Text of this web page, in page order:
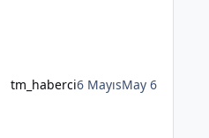
tm_haberci6 MayısMay 6